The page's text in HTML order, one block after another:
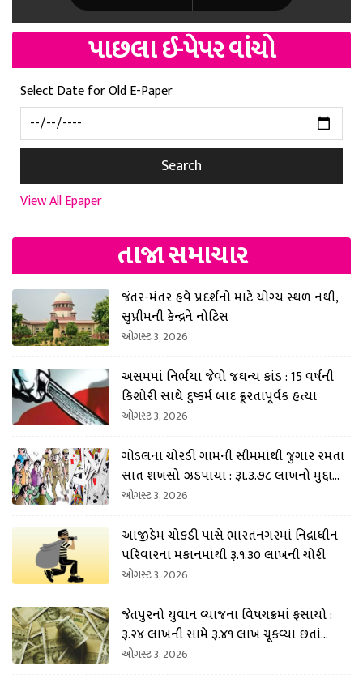
પાછલા ઈ-પેપર વાંચો
Select Date for Old E-Paper
Search
View All Epaper
તાજા સમાચાર
જંતર-મંતર હવે પ્રદર્શનો માટે યોગ્ય સ્થળ નથી,
સુપ્રીમની કેન્દ્રને નોટિસ
ઓગસ્ટ 3, 2026
અસમમાં નિર્ભયા જેવો જઘન્ય કાંડ : 15 વર્ષની
કિશોરી સાથે દુષ્કર્મ બાદ ક્રૂરતાપૂર્વક હત્યા
ઓગસ્ટ 3, 2026
ગોંડલના ચોરડી ગામની સીમમાંથી જુગાર રમતા
સાત શખસો ઝડપાયા : રૂા.૩.૭૮ લાખનો મુદ્દામા
લ કબજે
ઓગસ્ટ 3, 2026
આજીડેમ ચોકડી પાસે ભારતનગરમાં નિંદ્રાધીન
પરિવારના મકાનમાંથી રૂ.૧.૩૦ લાખની ચોરી
ઓગસ્ટ 3, 2026
જેતપુરનો યુવાન વ્યાજના વિષચક્રમાં ફસાયો :
રૂ.૨૪ લાખની સામે રૂ.૪૧ લાખ ચૂકવ્યા છતાં
ધમકી અપાતી
ઓગસ્ટ 3, 2026